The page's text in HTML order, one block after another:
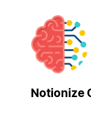
Notionize